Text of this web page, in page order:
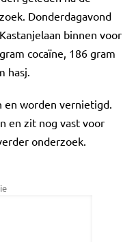
Donderdagavond
binnen voor
cocaïne, 186 gram
hasj.
en worden vernietigd.
en zit nog vast voor
onderzoek.